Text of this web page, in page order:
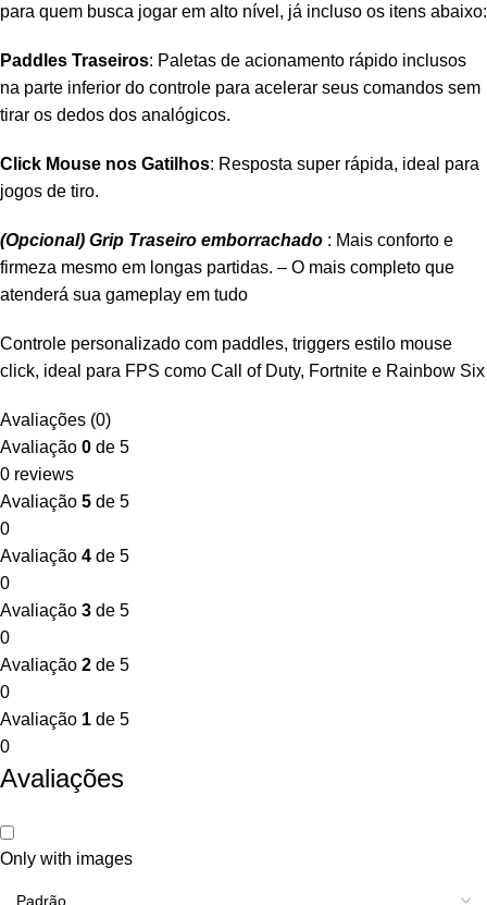
para quem busca jogar em alto nível, já incluso os itens abaixo:
Paddles Traseiros: Paletas de acionamento rápido inclusos
na parte inferior do controle para acelerar seus comandos sem
tirar os dedos dos analógicos.
Click Mouse nos Gatilhos: Resposta super rápida, ideal para
jogos de tiro.
(Opcional) Grip Traseiro emborrachado : Mais conforto e
firmeza mesmo em longas partidas. – O mais completo que
atenderá sua gameplay em tudo
Controle personalizado com paddles, triggers estilo mouse
click, ideal para FPS como Call of Duty, Fortnite e Rainbow Six
Avaliações (0)
Avaliação 0 de 5
0 reviews
Avaliação 5 de 5
0
Avaliação 4 de 5
0
Avaliação 3 de 5
0
Avaliação 2 de 5
0
Avaliação 1 de 5
0
Avaliações
Only with images